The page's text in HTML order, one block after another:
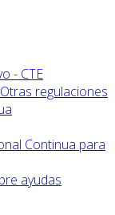
- CTE
regulaciones
Continua para
ayudas